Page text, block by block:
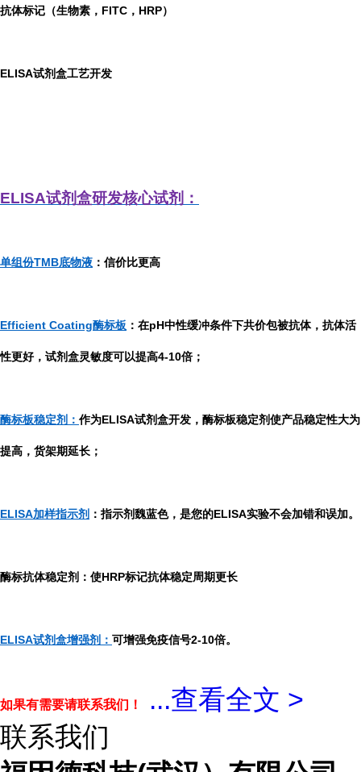
抗体标记（生物素，FITC，HRP）
ELISA试剂盒工艺开发
ELISA试剂盒研发核心试剂：
单组份TMB底物液 ：信价比更高
Efficient Coating酶标板 ：在pH中性缓冲条件下共价包被抗体，抗体活
性更好，试剂盒灵敏度可以提高4-10倍；
酶标板稳定剂： 作为ELISA试剂盒开发，酶标板稳定剂使产品稳定性大为
提高，货架期延长；
ELISA加样指示剂 ：指示剂魏蓝色，是您的ELISA实验不会加错和误加。
酶标抗体稳定剂：使HRP标记抗体稳定周期更长
ELISA试剂盒增强剂： 可增强免疫信号2-10倍。
如果有需要请联系我们！ ...查看全文 >
联系我们